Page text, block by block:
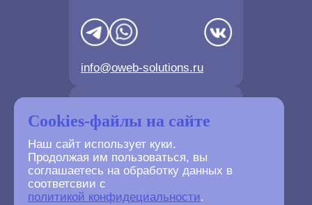
Cookies-файлы на сайте
Наш сайт использует куки.
Продолжая им пользоваться, вы
соглашаетесь на обработку данных в
соответсвии с
политикой конфидециальности.
info@oweb-solutions.ru
+7(4872) 702-730
+7(499) 677-61-84